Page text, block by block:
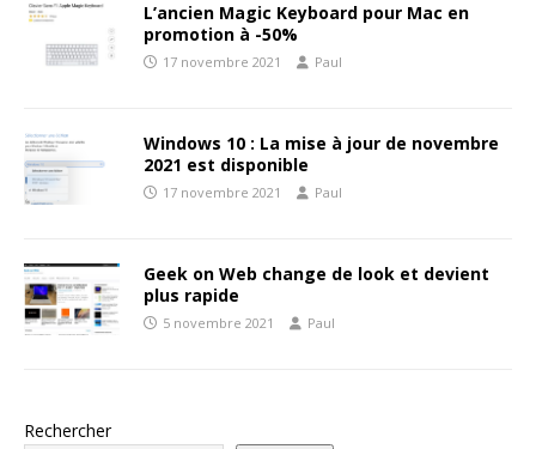
L’ancien Magic Keyboard pour Mac en
promotion à -50%
17 novembre 2021 Paul
Windows 10 : La mise à jour de novembre
2021 est disponible
17 novembre 2021 Paul
Geek on Web change de look et devient
plus rapide
5 novembre 2021 Paul
Rechercher